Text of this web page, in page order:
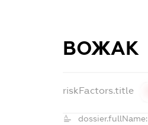
ВОЖАК
riskFactors.title
dossier.fullName: